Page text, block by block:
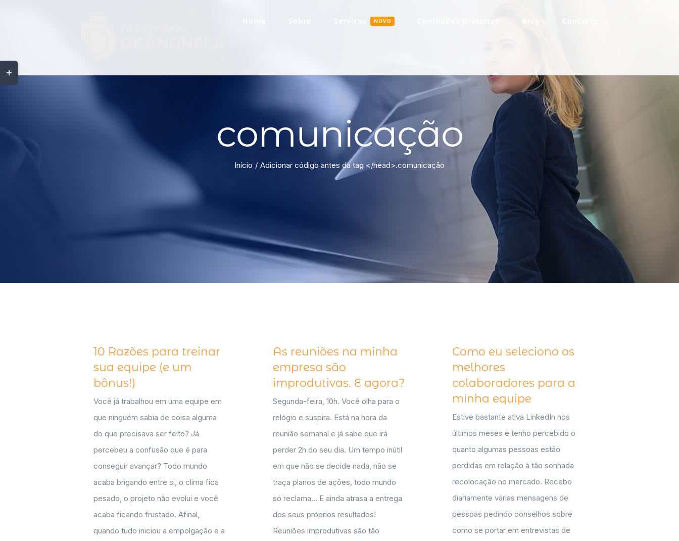
NOVO
comunicação
Início Adicionar código antes da tag </head>.comunicação
10 Razões para treinar
sua equipe (e um
bônus!)
Você já trabalhou em uma equipe em
que ninguém sabia de coisa alguma
do que precisava ser feito? Já
percebeu a confusão que é para
conseguir avançar? Todo mundo
acaba brigando entre si, o clima fica
pesado, o projeto não evolui e você
acaba ficando frustado. Afinal,
quando tudo iniciou a empolgação e a
As reuniões na minha
empresa são
improdutivas. E agora?
Segunda-feira, 10h. Você olha para o
relógio e suspira. Está na hora da
reunião semanal e já sabe que irá
perder 2h do seu dia. Um tempo inútil
em que não se decide nada, não se
traça planos de ações, todo mundo
só reclama... E ainda atrasa a entrega
dos seus próprios resultados!
Reuniões improdutivas são tão
Como eu seleciono os
melhores
colaboradores para a
minha equipe
Estive bastante ativa LinkedIn nos
últimos meses e tenho percebido o
quanto algumas pessoas estão
perdidas em relação à tão sonhada
recolocação no mercado. Recebo
diariamente várias mensagens de
pessoas pedindo conselhos sobre
como se portar em entrevistas de